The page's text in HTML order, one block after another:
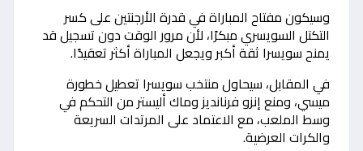
وسيكون مفتاح المباراة في قدرة الأرجنتين على كسر
التكتل السويسري مبكرًا، لأن مرور الوقت دون تسجيل قد
يمنح سويسرا ثقة أكبر ويجعل المباراة أكثر تعقيدًا.
في المقابل، سيحاول منتخب سويسرا تعطيل خطورة
ميسي، ومنع إنزو فرنانديز وماك أليستر من التحكم في
وسط الملعب، مع الاعتماد على المرتدات السريعة
والكرات العرضية.